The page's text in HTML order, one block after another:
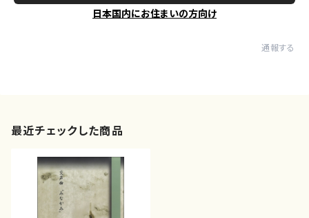
日本国内にお住まいの方向け
通報する
最近チェックした商品